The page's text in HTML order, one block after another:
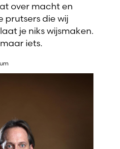
over macht en
prutsers die wij
je niks wijsmaken.
iets.